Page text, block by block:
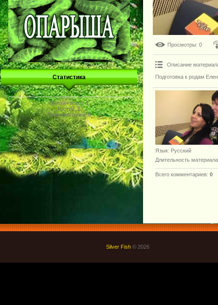
Статистика
Онлайн всего:1
Гостей:1
Пользователей:0
Просмотры: 0
Описание
Подготовка к родам
Язык: Русский
Длительность материала
Всего комментариев: 0
Silver Fish © 2026